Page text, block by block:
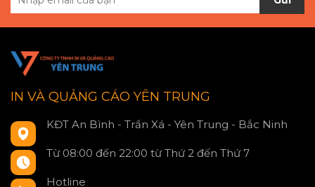
IN VÀ QUẢNG CÁO YÊN TRUNG
KĐT An Bình - Trần Xá - Yên Trung - Bắc Ninh
Từ 08:00 đến 22:00 từ Thứ 2 đến Thứ 7
Hotline